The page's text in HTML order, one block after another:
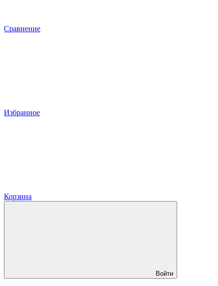
Сравнение
Избранное
Корзина
Войти